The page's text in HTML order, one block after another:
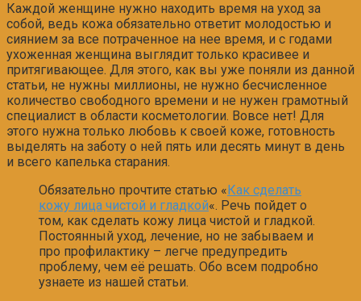
Каждой женщине нужно находить время на уход за
собой, ведь кожа обязательно ответит молодостью и
сиянием за все потраченное на нее время, и с годами
ухоженная женщина выглядит только красивее и
притягивающее. Для этого, как вы уже поняли из данной
статьи, не нужны миллионы, не нужно бесчисленное
количество свободного времени и не нужен грамотный
специалист в области косметологии. Вовсе нет! Для
этого нужна только любовь к своей коже, готовность
выделять на заботу о ней пять или десять минут в день
и всего капелька старания.
Обязательно прочтите статью « Как сделать
кожу лица чистой и гладкой«. Речь пойдет о
том, как сделать кожу лица чистой и гладкой.
Постоянный уход, лечение, но не забываем и
про профилактику – легче предупредить
проблему, чем её решать. Обо всем подробно
узнаете из нашей статьи.